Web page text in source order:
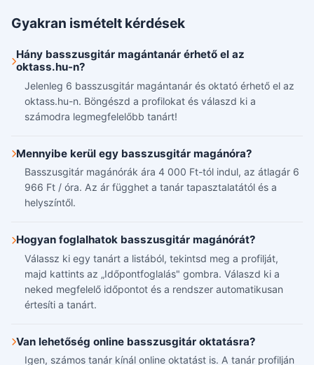
Gyakran ismételt kérdések
Hány basszusgitár magántanár érhető el az
oktass.hu-n?
Jelenleg 6 basszusgitár magántanár és oktató érhető el az
oktass.hu-n. Böngészd a profilokat és válaszd ki a
számodra legmegfelelőbb tanárt!
Mennyibe kerül egy basszusgitár magánóra?
Basszusgitár magánórák ára 4 000 Ft-tól indul, az átlagár 6
966 Ft / óra. Az ár függhet a tanár tapasztalatától és a
helyszíntől.
Hogyan foglalhatok basszusgitár magánórát?
Válassz ki egy tanárt a listából, tekintsd meg a profilját,
majd kattints az „Időpontfoglalás" gombra. Válaszd ki a
neked megfelelő időpontot és a rendszer automatikusan
értesíti a tanárt.
Van lehetőség online basszusgitár oktatásra?
Igen, számos tanár kínál online oktatást is. A tanár profilján